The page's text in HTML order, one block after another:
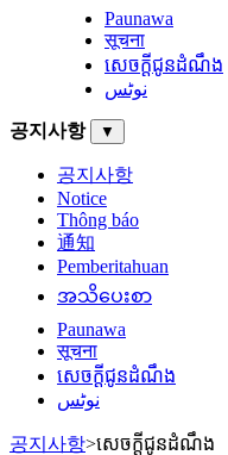
Paunawa
सूचना
សេចក្តីជូនដំណឹង
نوٹس
공지사항 ▼
공지사항
Notice
Thông báo
通知
Pemberitahuan
အသိပေးစာ
Paunawa
सूचना
សេចក្តីជូនដំណឹង
نوٹس
공지사항>សេចក្តីជូនដំណឹង